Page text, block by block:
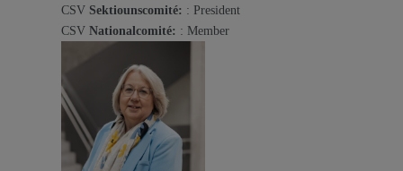
CSV Sektiounscomité: : President
CSV Nationalcomité: : Member